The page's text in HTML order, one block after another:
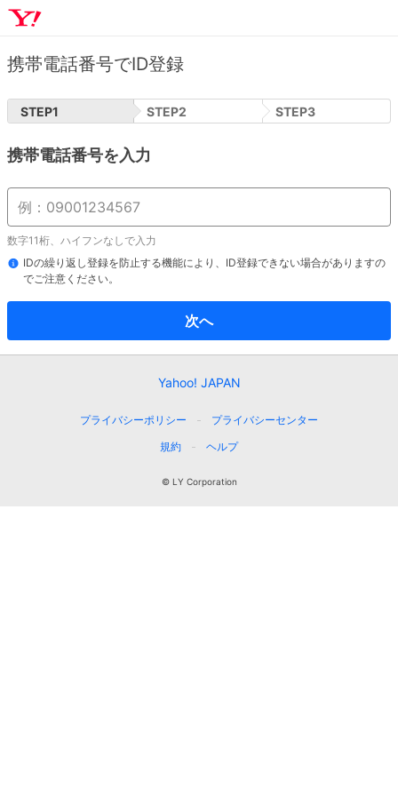
携帯電話番号でID登録
STEP1 STEP2 STEP3
携帯電話番号を入力
数字11桁、ハイフンなしで入力
IDの繰り返し登録を防止する機能により、ID登録できない場合がありますの
でご注意ください。
次へ
Yahoo! JAPAN
プライバシーポリシー
プライバシーセンター
規約
ヘルプ
© LY Corporation